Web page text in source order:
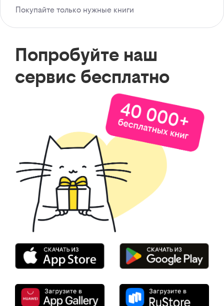
Покупайте только нужные книги
Попробуйте наш
сервис бесплатно